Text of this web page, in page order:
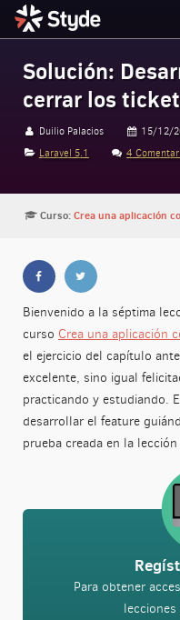
Solución:
cerrar los
Duilio Palacios
15/12/
Laravel 5.1
4
Curso:Crea una aplicación
Bienvenido a la séptima
curso Crea una aplicación
el ejercicio del capítulo
excelente, sino igual
practicando y estudiando.
desarrollar el feature
prueba creada en la
Para obtener